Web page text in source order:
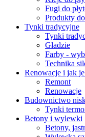
Fugi do
Produkty
Tynki tradycyjne
Tynki
Gładzie
Farby -
Technika
Renowacje i jak
Remont
Renowacje
Budownictwo
Tynki
Betony i wylewki
Betony,